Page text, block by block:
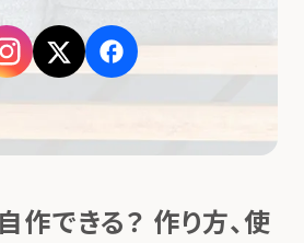
作できる？ 作り方、使